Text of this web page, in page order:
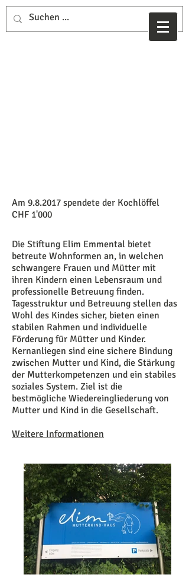
Am 9.8.2017 spendete der Kochlöffel
CHF 1'000
Die Stiftung Elim Emmental bietet
betreute Wohnformen an, in welchen
schwangere Frauen und Mütter mit
ihren Kindern einen Lebensraum und
professionelle Betreuung finden.
Tagesstruktur und Betreuung stellen das
Wohl des Kindes sicher, bieten einen
stabilen Rahmen und individuelle
Förderung für Mütter und Kinder.
Kernanliegen sind eine sichere Bindung
zwischen Mutter und Kind, die Stärkung
der Mutterkompetenzen und ein stabiles
soziales System. Ziel ist die
bestmögliche Wiedereingliederung von
Mutter und Kind in die Gesellschaft.
Weitere Informationen